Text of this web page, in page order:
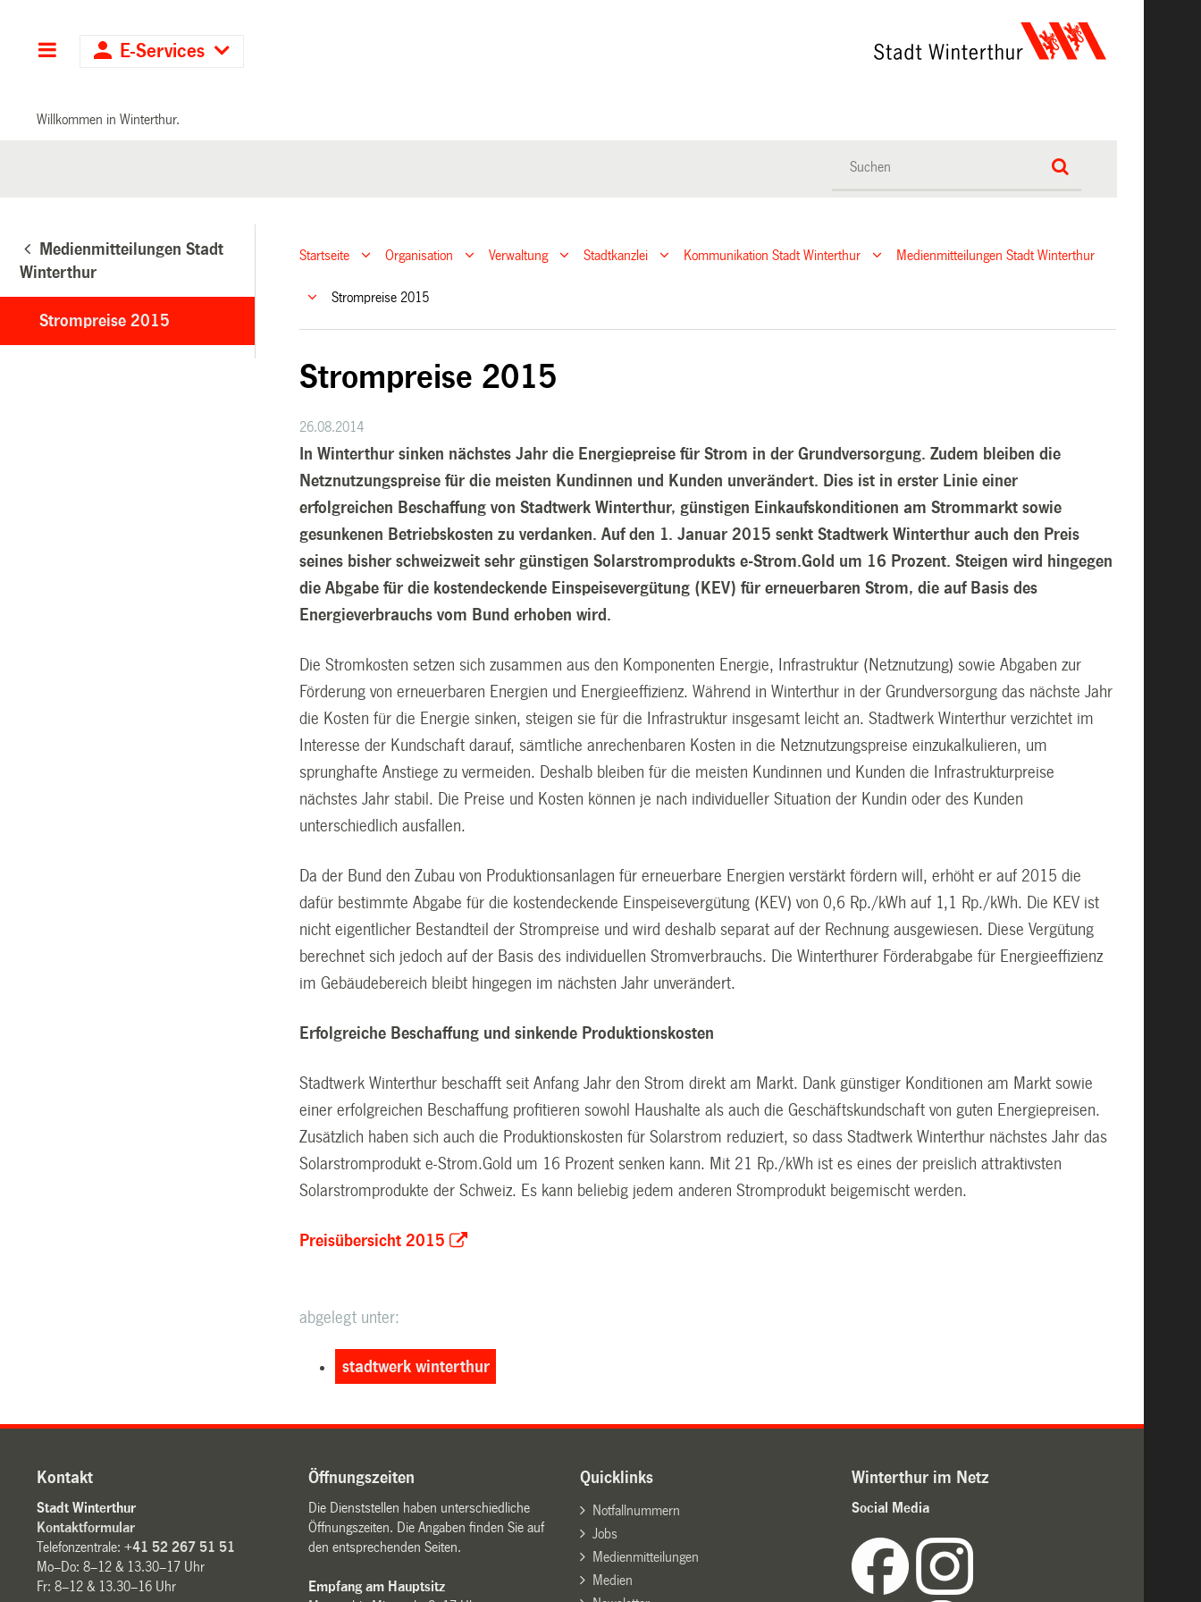
Hauptnavigation
E-Services
Willkommen in Winterthur.
Medienmitteilungen Stadt
Winterthur
Strompreise 2015
Startseite Organisation Verwaltung Stadtkanzlei Kommunikation Stadt Winterthur Medienmitteilungen Stadt Winterthur
Strompreise 2015
Strompreise 2015
26.08.2014
In Winterthur sinken nächstes Jahr die Energiepreise für Strom in der Grundversorgung. Zudem bleiben die
Netznutzungspreise für die meisten Kundinnen und Kunden unverändert. Dies ist in erster Linie einer
erfolgreichen Beschaffung von Stadtwerk Winterthur, günstigen Einkaufskonditionen am Strommarkt sowie
gesunkenen Betriebskosten zu verdanken. Auf den 1. Januar 2015 senkt Stadtwerk Winterthur auch den Preis
seines bisher schweizweit sehr günstigen Solarstromprodukts e-Strom.Gold um 16 Prozent. Steigen wird hingegen
die Abgabe für die kostendeckende Einspeisevergütung (KEV) für erneuerbaren Strom, die auf Basis des
Energieverbrauchs vom Bund erhoben wird.
Die Stromkosten setzen sich zusammen aus den Komponenten Energie, Infrastruktur (Netznutzung) sowie Abgaben zur
Förderung von erneuerbaren Energien und Energieeffizienz. Während in Winterthur in der Grundversorgung das nächste Jahr
die Kosten für die Energie sinken, steigen sie für die Infrastruktur insgesamt leicht an. Stadtwerk Winterthur verzichtet im
Interesse der Kundschaft darauf, sämtliche anrechenbaren Kosten in die Netznutzungspreise einzukalkulieren, um
sprunghafte Anstiege zu vermeiden. Deshalb bleiben für die meisten Kundinnen und Kunden die Infrastrukturpreise
nächstes Jahr stabil. Die Preise und Kosten können je nach individueller Situation der Kundin oder des Kunden
unterschiedlich ausfallen.
Da der Bund den Zubau von Produktionsanlagen für erneuerbare Energien verstärkt fördern will, erhöht er auf 2015 die
dafür bestimmte Abgabe für die kostendeckende Einspeisevergütung (KEV) von 0,6 Rp./kWh auf 1,1 Rp./kWh. Die KEV ist
nicht eigentlicher Bestandteil der Strompreise und wird deshalb separat auf der Rechnung ausgewiesen. Diese Vergütung
berechnet sich jedoch auf der Basis des individuellen Stromverbrauchs. Die Winterthurer Förderabgabe für Energieeffizienz
im Gebäudebereich bleibt hingegen im nächsten Jahr unverändert.
Erfolgreiche Beschaffung und sinkende Produktionskosten
Stadtwerk Winterthur beschafft seit Anfang Jahr den Strom direkt am Markt. Dank günstiger Konditionen am Markt sowie
einer erfolgreichen Beschaffung profitieren sowohl Haushalte als auch die Geschäftskundschaft von guten Energiepreisen.
Zusätzlich haben sich auch die Produktionskosten für Solarstrom reduziert, so dass Stadtwerk Winterthur nächstes Jahr das
Solarstromprodukt e-Strom.Gold um 16 Prozent senken kann. Mit 21 Rp./kWh ist es eines der preislich attraktivsten
Solarstromprodukte der Schweiz. Es kann beliebig jedem anderen Stromprodukt beigemischt werden.
Preisübersicht 2015
abgelegt unter:
stadtwerk winterthur
Kontakt
Stadt Winterthur
Kontaktformular
Telefonzentrale:+41 52 267 51 51
Mo–Do: 8–12 & 13.30–17 Uhr
Fr: 8–12 & 13.30–16 Uhr
Öffnungszeiten
Die Dienststellen haben unterschiedliche
Öffnungszeiten. Die Angaben finden Sie auf
den entsprechenden Seiten.
Empfang am Hauptsitz
Quicklinks
Notfallnummern
Jobs
Medienmitteilungen
Medien
Winterthur im Netz
Social Media